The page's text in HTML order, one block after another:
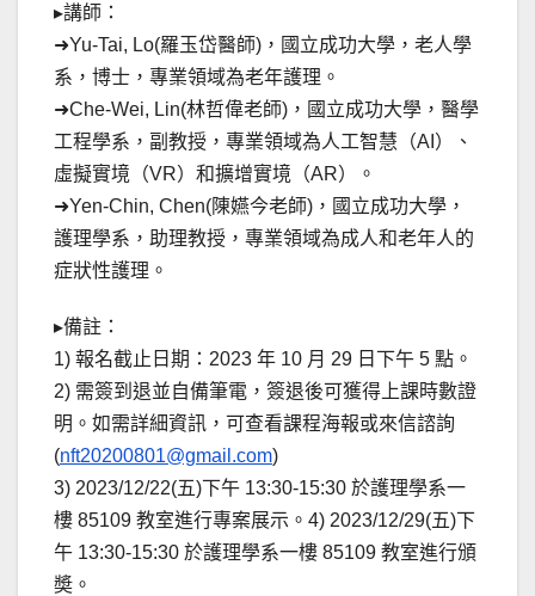
▸講師：
➜Yu-Tai, Lo(羅玉岱醫師)，國立成功大學，老人學
系，博士，專業領域為老年護理。
➜Che-Wei, Lin(林哲偉老師)，國立成功大學，醫學
工程學系，副教授，專業領域為人工智慧（AI）、
虛擬實境（VR）和擴增實境（AR）。
➜Yen-Chin, Chen(陳嬿今老師)，國立成功大學，
護理學系，助理教授，專業領域為成人和老年人的
症狀性護理。
▸備註：
1) 報名截止日期：2023 年 10 月 29 日下午 5 點。
2) 需簽到退並自備筆電，簽退後可獲得上課時數證
明。如需詳細資訊，可查看課程海報或來信諮詢
(nft20200801@gmail.com)
3) 2023/12/22(五)下午 13:30-15:30 於護理學系一
樓 85109 教室進行專案展示。4) 2023/12/29(五)下
午 13:30-15:30 於護理學系一樓 85109 教室進行頒
奬。